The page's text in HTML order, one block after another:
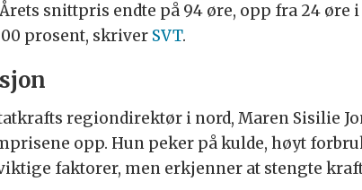
snittpris endte på 94 øre, opp fra 24 øre
prosent, skriver SVT.
regiondirektør i nord, Maren Sisilie
opp. Hun peker på kulde, høyt
faktorer, men erkjenner at stengte